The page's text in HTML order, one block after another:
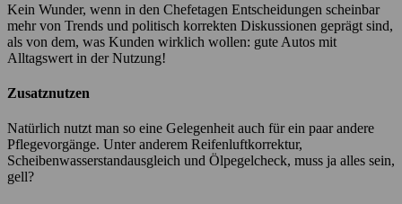
Kein Wunder, wenn in den Chefetagen Entscheidungen scheinbar
mehr von Trends und politisch korrekten Diskussionen geprägt sind,
als von dem, was Kunden wirklich wollen: gute Autos mit
Alltagswert in der Nutzung!
Zusatznutzen
Natürlich nutzt man so eine Gelegenheit auch für ein paar andere
Pflegevorgänge. Unter anderem Reifenluftkorrektur,
Scheibenwasserstandausgleich und Ölpegelcheck, muss ja alles sein,
gell?